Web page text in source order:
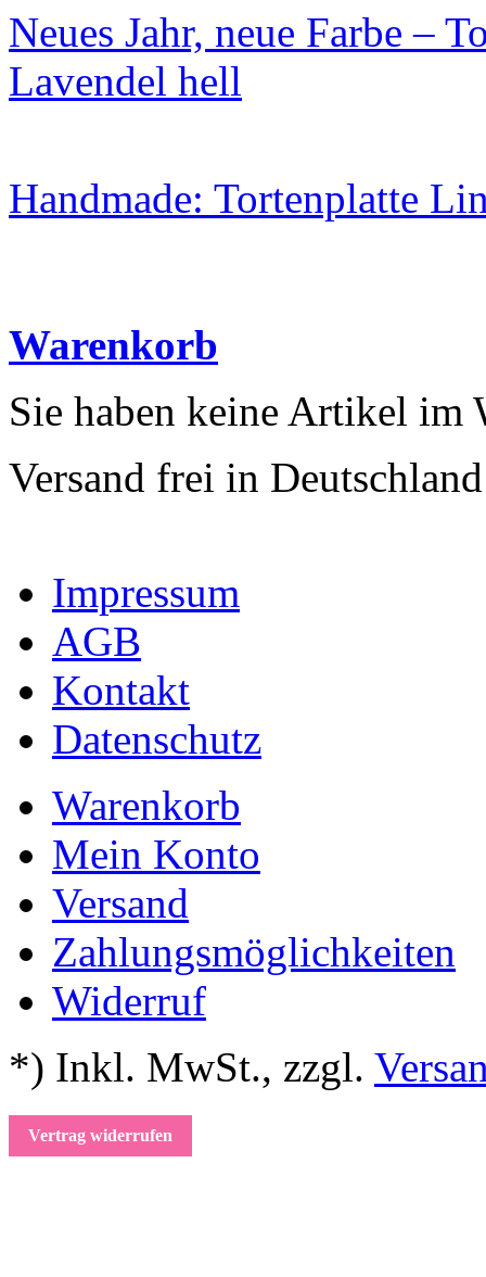
Neues Jahr, neue Farbe –
Lavendel hell
Handmade: Tortenplatte
Warenkorb
Sie haben keine Artikel im
Versand frei in
Impressum
AGB
Kontakt
Datenschutz
Warenkorb
Mein Konto
Versand
Zahlungsmöglichkeiten
Widerruf
*) Inkl. MwSt., zzgl.
Vertrag widerrufen